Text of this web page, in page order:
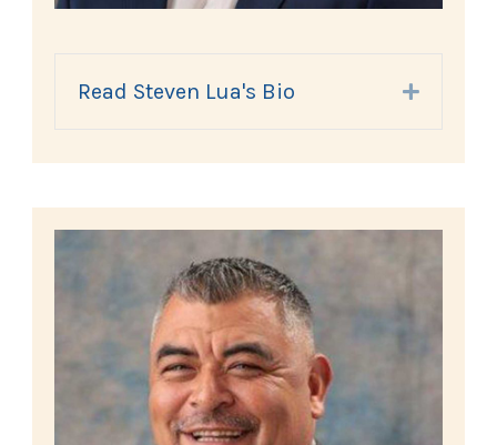
Read Steven Lua's Bio Expand